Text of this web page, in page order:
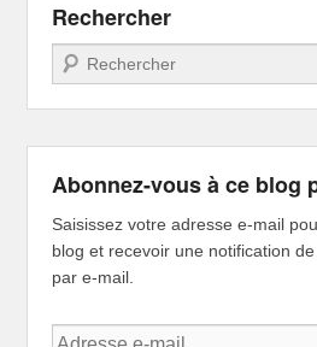
Rechercher
Recherche
Abonnez-vous à ce blog
Saisissez votre adresse e-mail
blog et recevoir une notification
par e-mail.
Adresse